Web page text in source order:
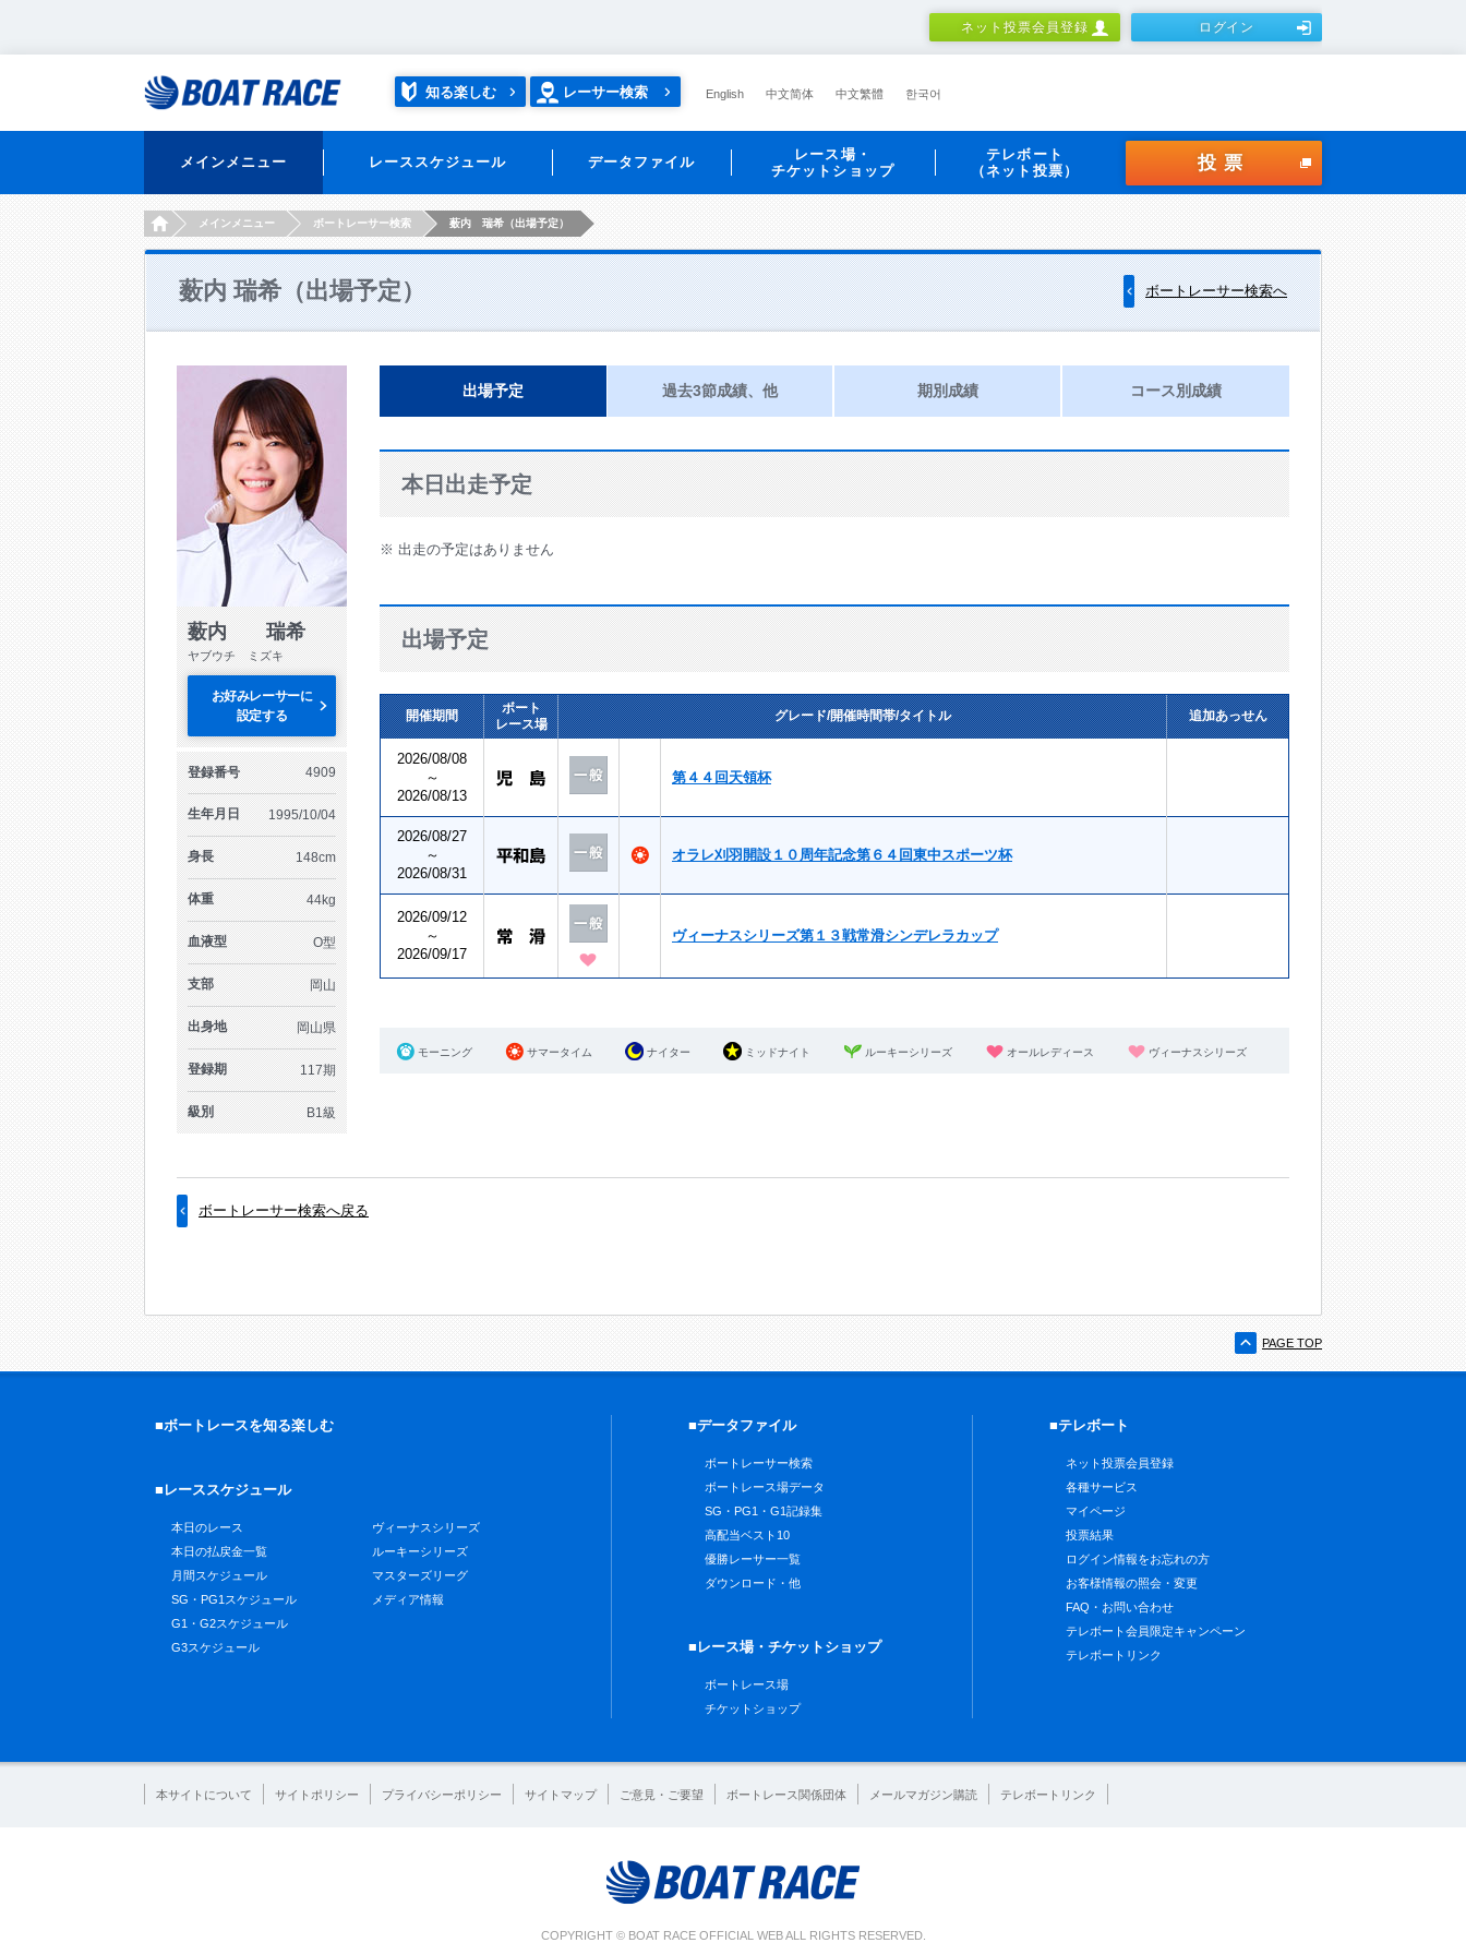
ネット投票会員登録 ログイン
知る楽しむ レーサー検索 English 中文简体 中文繁體 한국어
メインメニュー レーススケジュール データファイル
レース場・
チケットショップ
テレボート
（ネット投票）
投票
HOMEメインメニュー ボートレーサー検索 薮内 瑞希（出場予定）
薮内 瑞希（出場予定） ボートレーサー検索へ
薮内 瑞希
ヤブウチ ミズキ
お好みレーサーに
設定する
登録番号 4909
生年月日 1995/10/04
身長 148cm
体重 44kg
血液型 O型
支部 岡山
出身地 岡山県
登録期 117期
級別 B1級
出場予定 過去3節成績、他 期別成績 コース別成績
本日出走予定
※ 出走の予定はありません
出場予定
開催期間
ボート
レース場
グレード/開催時間帯/タイトル 追加あっせん
2026/08/08
～
2026/08/13
第４４回天領杯
2026/08/27
～
2026/08/31
オラレ刈羽開設１０周年記念第６４回東中スポーツ杯
2026/09/12
～
2026/09/17
ヴィーナスシリーズ第１３戦常滑シンデレラカップ
モーニング サマータイム ナイター ミッドナイト ルーキーシリーズ オールレディース ヴィーナスシリーズ
ボートレーサー検索へ戻る
PAGE TOP
■ボートレースを知る楽しむ
■レーススケジュール
本日のレース
本日の払戻金一覧
月間スケジュール
SG・PG1スケジュール
G1・G2スケジュール
G3スケジュール
ヴィーナスシリーズ
ルーキーシリーズ
マスターズリーグ
メディア情報
■データファイル
ボートレーサー検索
ボートレース場データ
SG・PG1・G1記録集
高配当ベスト10
優勝レーサー一覧
ダウンロード・他
■レース場・チケットショップ
ボートレース場
チケットショップ
■テレボート
ネット投票会員登録
各種サービス
マイページ
投票結果
ログイン情報をお忘れの方
お客様情報の照会・変更
FAQ・お問い合わせ
テレボート会員限定キャンペーン
テレボートリンク
本サイトについて サイトポリシー プライバシーポリシー サイトマップ ご意見・ご要望 ボートレース関係団体 メールマガジン購読 テレボートリンク
COPYRIGHT © BOAT RACE OFFICIAL WEB ALL RIGHTS RESERVED.